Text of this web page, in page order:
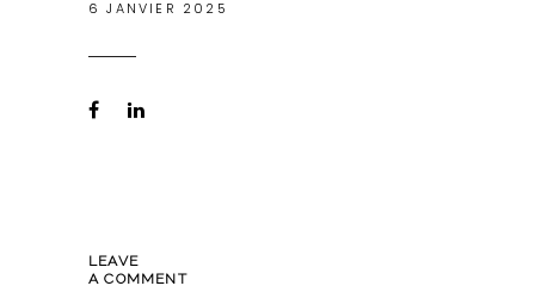
6 JANVIER 2025
LEAVE
A COMMENT